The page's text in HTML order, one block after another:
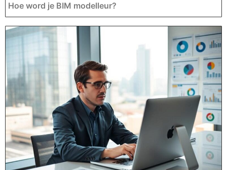
Hoe word je BIM modelleur?